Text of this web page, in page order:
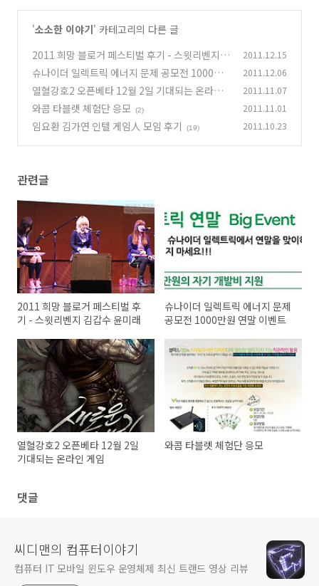
'소소한 이야기' 카테고리의 다른 글
2011 희망 블로거 페스티벌 후기 - 스윗리벤지
김갑수 윤미래
(10)
2011.12.15
슈나이더 일렉트릭 에너지 문제 공모전 1000만
원 연말 이벤트 (7)
2011.12.06
열혈강호2 오픈베타 12월 2일 기대되는 온라인
게임
(12)
2011.11.07
와콤 타블렛 체험단 응모 (2) 2011.11.01
임요환 김가연 인텔 게임人 모임 후기 (19) 2011.10.23
관련글
2011 희망 블로거 페스티벌 후
기 - 스윗리벤지 김갑수 윤미래
슈나이더 일렉트릭 에너지 문제
공모전 1000만원 연말 이벤트
열혈강호2 오픈베타 12월 2일
기대되는 온라인 게임
와콤 타블렛 체험단 응모
댓글
씨디맨의 컴퓨터이야기
컴퓨터 IT 모바일 윈도우 운영체제 최신 트랜드 영상 리뷰